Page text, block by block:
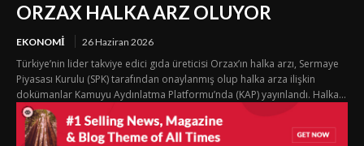
ORZAX HALKA ARZ OLUYOR
EKONOMI 26 Haziran 2026
Türkiye’nin lider takviye edici gıda üreticisi Orzax’ın halka arzı, Sermaye
Piyasası Kurulu (SPK) tarafından onaylanmış olup halka arza ilişkin
dokümanlar Kamuyu Aydınlatma Platformu’nda (KAP) yayınlandı. Halka...